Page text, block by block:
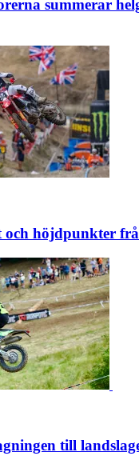
summerar
och höjdpunkter
till